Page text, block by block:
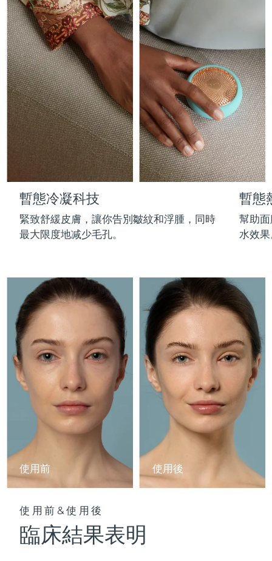
暫態冷凝科技
緊致舒緩皮膚，讓你告別皺紋和浮腫，同時
最大限度地减少毛孔。
暫態
幫助
水效
使用前 使用後
使用前&使用後
臨床結果表明
FAQ™護膚品
All FAQ™ skincare
FAQ™產品
All anti-aging treatments
FAQ™護膚品
All FAQ™ skincare
FAQ™產品
All LED treatments
FAQ™產品
All hair treatments
FAQ™ skincare
All FAQ™ skincare
FAQ™ products
All toning treatments
脫毛
PEACH™ 2 Pro Max
Professional IPL hair removal device
PEACH™ 2
IPL hair removal
PEACH™ 2 go
Travel-friendly IPL hair removal
PEACH™ Cooling Prep Gel
Cooling IPL hair removal gel
身體護理
BEAR™ 2 body
Microcurrent body toning
LUNA™ 4 body
Massaging body brush
SUPERCHARGED™ serum
Firming body serum
痘肌護理
ESPADA™ 2 plus
Recurring acne LED therapy
ESPADA™ 2
Acne treatment device
ESPADA™ Blemish Solution
ESPADA™ 設備
All acne treatment devices
眼部護理
BEAR™ 2 eyes & lips
Microcurrent line smoothing device
IRIS™ 2
Rejuvenating eye massager
眼部護膚
眼部護理設備
All revitalizing eye massagers
毛孔護理
KIWI™ derma
Diamond microdermabrasion .
KIWI™
KIWI™ 皮肤护理
Advanced pore care essentials
護發
LUNA™ 4 hair
2-in-1 LED scalp massager
FLIP™ play advanced
LUNA™ Dual-Peptide Scalp
Serum
For healthy hair
牙齒美白
issa™ Teeth Whitening Gel
護膚品 男士
全部購買
FOREO APP
關於我們
法國 預計送達日期
法屬玻里尼西亞
德國 預計送達日期8/8/26
直布羅陀 預計送達日期8/12/26
希臘 預計送達日期8/8/26
中國香港特別行政區 預計送達日期8/9/26
預計送達日期8/8/26
冰島 8/9/26
印尼 8/6/26
曼島 預計送達日期 8/10/26
以色列 預計送達日期 8/12/26
義大利 預計送達日期8/8/26
日本 8/11/26
澤西島 預計送達日期8/13/26
哈薩克 預計送達日期
科威特 預計送達日期 8/8/26